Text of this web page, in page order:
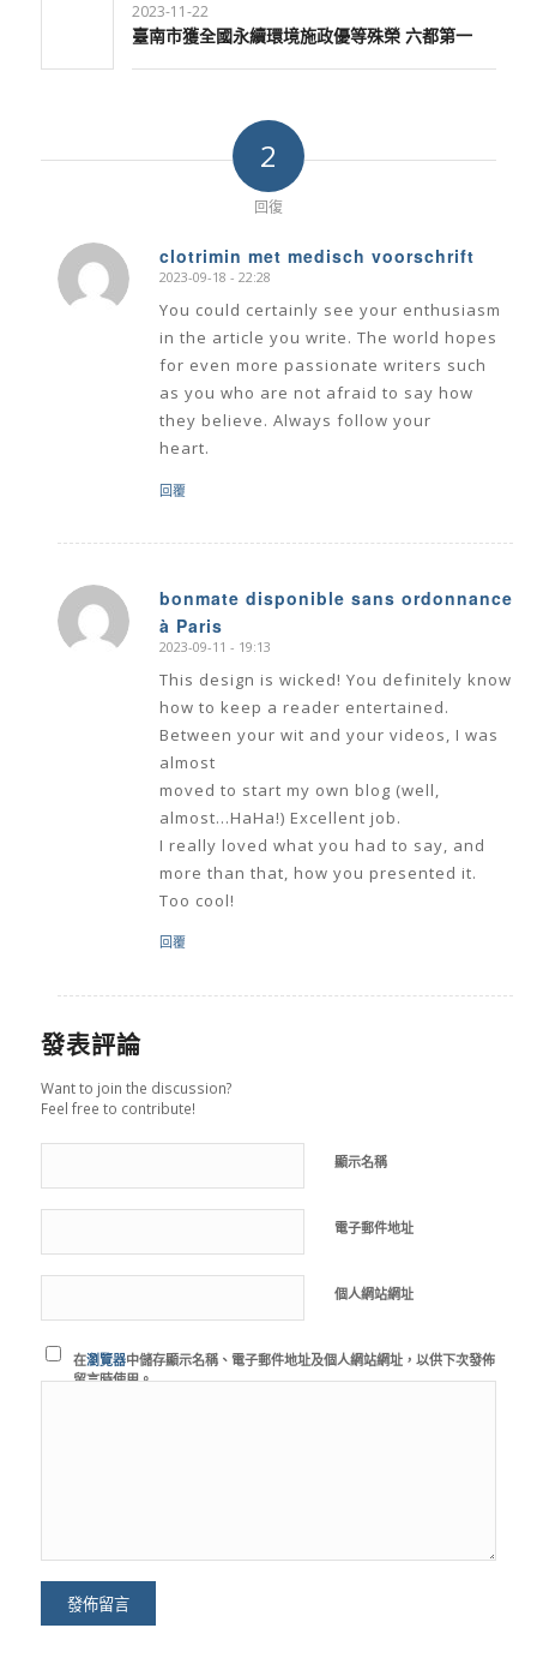
2023-11-22
臺南市獲全國永續環境施政優等殊榮 六都第一
2
回復
clotrimin met medisch voorschrift
says:
2023-09-18 - 22:28
You could certainly see your enthusiasm
in the article you write. The world hopes
for even more passionate writers such
as you who are not afraid to say how
they believe. Always follow your
heart.
回覆
bonmate disponible sans ordonnance
à Paris
says:
2023-09-11 - 19:13
This design is wicked! You definitely know
how to keep a reader entertained.
Between your wit and your videos, I was
almost
moved to start my own blog (well,
almost…HaHa!) Excellent job.
I really loved what you had to say, and
more than that, how you presented it.
Too cool!
回覆
發表評論
Want to join the discussion?
Feel free to contribute!
顯示名稱
電子郵件地址
個人網站網址
在瀏覽器中儲存顯示名稱、電子郵件地址及個人網站網址，以供下次發佈
留言時使用。